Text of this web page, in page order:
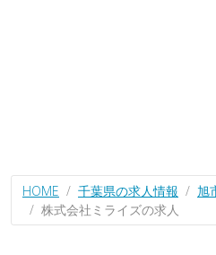
HOME 千葉県の求人情報
旭
株式会社ミライズの求人